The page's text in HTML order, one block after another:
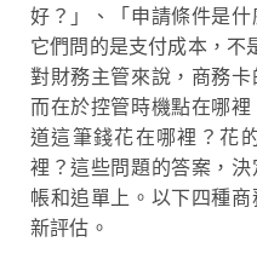
好？」、「申請條件是
它們問的是支付成本，不
對財務主管來說，商務卡
而在於控管時機點在哪
道這筆錢花在哪裡？花
裡？這些問題的答案，
帳和追單上。以下四種
新評估。